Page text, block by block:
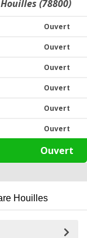
(78800)
Ouvert
Ouvert
Ouvert
Ouvert
Ouvert
Ouvert
Ouvert
Houilles